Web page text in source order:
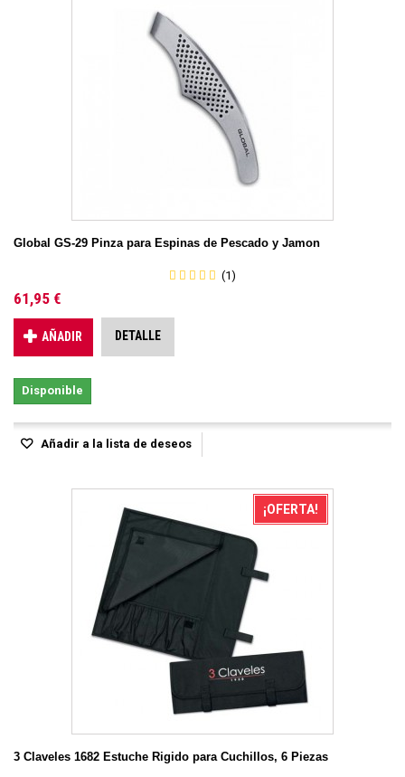
Global GS-29 Pinza para Espinas de Pescado y Jamon
(1)
61,95 €
AÑADIR DETALLE
Disponible
Añadir a la lista de deseos
¡OFERTA!
3 Claveles 1682 Estuche Rigido para Cuchillos, 6 Piezas